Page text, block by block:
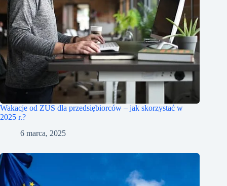
Wakacje od ZUS dla przedsiębiorców – jak skorzystać w
2025 r.?
6 marca, 2025